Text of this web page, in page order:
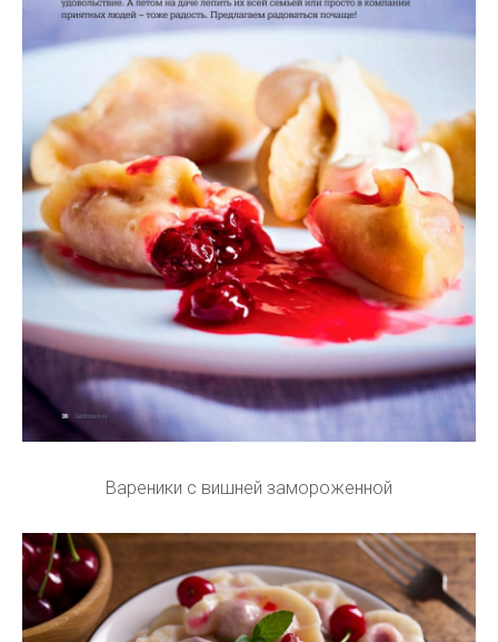
Вареники с вишней замороженной